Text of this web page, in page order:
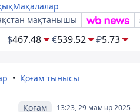
Мақалалар
мақтанышы
$467.48 €539.52 ₽5.73
Қоғам тынысы
13:23, 29 мамыр 2025
Қоғам